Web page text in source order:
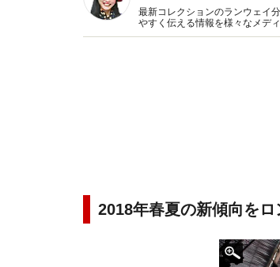
最新コレクションのランウェイ
やすく伝える情報を様々なメデ
アを生かしたスタイリング提案
2018年春夏の新傾向をロ